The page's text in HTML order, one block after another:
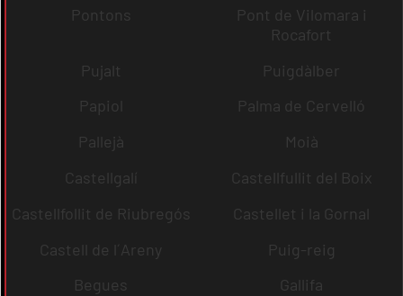
Pontons
Pont de Vilomara i
Rocafort
Pujalt
Puigdàlber
Papiol
Palma de Cervelló
Pallejà
Moià
Castellgalí
Castellfullit del Boix
Castellfollit de Riubregós
Castellet i la Gornal
Castell de l´Areny
Puig-reig
Begues
Gallifa